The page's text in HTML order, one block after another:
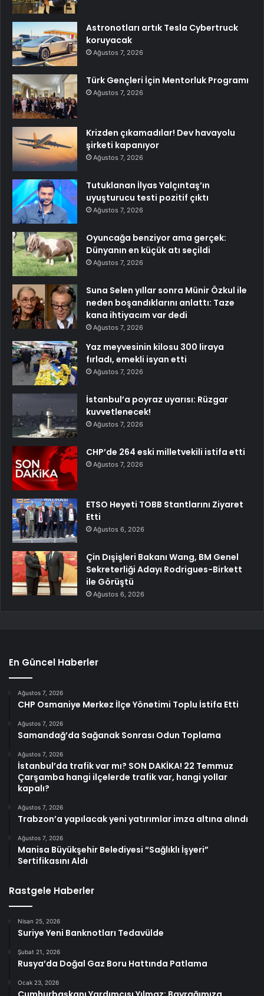
Astronotları artık Tesla Cybertruck
koruyacak
Ağustos 7, 2026
Türk Gençleri İçin Mentorluk Programı
Ağustos 7, 2026
Krizden çıkamadılar! Dev havayolu
şirketi kapanıyor
Ağustos 7, 2026
Tutuklanan İlyas Yalçıntaş’ın
uyuşturucu testi pozitif çıktı
Ağustos 7, 2026
Oyuncağa benziyor ama gerçek:
Dünyanın en küçük atı seçildi
Ağustos 7, 2026
Suna Selen yıllar sonra Münir Özkul ile
neden boşandıklarını anlattı: Taze
kana ihtiyacım var dedi
Ağustos 7, 2026
Yaz meyvesinin kilosu 300 liraya
fırladı, emekli isyan etti
Ağustos 7, 2026
İstanbul’a poyraz uyarısı: Rüzgar
kuvvetlenecek!
Ağustos 7, 2026
CHP’de 264 eski milletvekili istifa etti
Ağustos 7, 2026
ETSO Heyeti TOBB Stantlarını Ziyaret
Etti
Ağustos 6, 2026
Çin Dışişleri Bakanı Wang, BM Genel
Sekreterliği Adayı Rodrigues-Birkett
ile Görüştü
Ağustos 6, 2026
En Güncel Haberler
Ağustos 7, 2026
CHP Osmaniye Merkez İlçe Yönetimi Toplu İstifa Etti
Ağustos 7, 2026
Samandağ’da Sağanak Sonrası Odun Toplama
Ağustos 7, 2026
İstanbul’da trafik var mı? SON DAKİKA! 22 Temmuz
Çarşamba hangi ilçelerde trafik var, hangi yollar
kapalı?
Ağustos 7, 2026
Trabzon’a yapılacak yeni yatırımlar imza altına alındı
Ağustos 7, 2026
Manisa Büyükşehir Belediyesi “Sağlıklı İşyeri”
Sertifikasını Aldı
Rastgele Haberler
Nisan 25, 2026
Suriye Yeni Banknotları Tedavülde
Şubat 21, 2026
Rusya’da Doğal Gaz Boru Hattında Patlama
Ocak 23, 2026